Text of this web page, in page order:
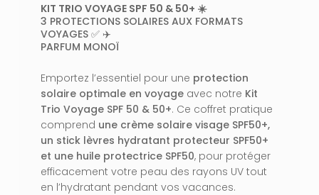
KIT TRIO VOYAGE SPF 50 & 50+ ☀️
3 PROTECTIONS SOLAIRES AUX FORMATS
VOYAGES ✅ ✈️
PARFUM MONOÏ
Emportez l’essentiel pour une protection
solaire optimale en voyageavec notre Kit
Trio Voyage SPF 50 & 50+. Ce coffret pratique
comprend une crème solaire visage SPF50+,
un stick lèvres hydratant protecteur SPF50+
et une huile protectrice SPF50, pour protéger
efficacement votre peau des rayons UV tout
en l’hydratant pendant vos vacances.